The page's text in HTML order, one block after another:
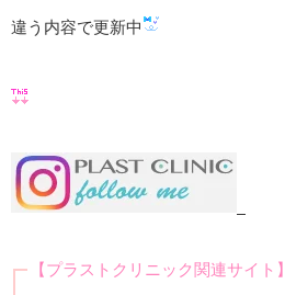
違う内容で更新中
【プラストクリニック関連サイト】